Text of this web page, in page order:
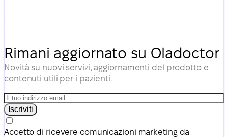
Rimani aggiornato su Oladoctor
Novità su nuovi servizi, aggiornamenti del prodotto e
contenuti utili per i pazienti.
Iscriviti
Accetto di ricevere comunicazioni marketing da